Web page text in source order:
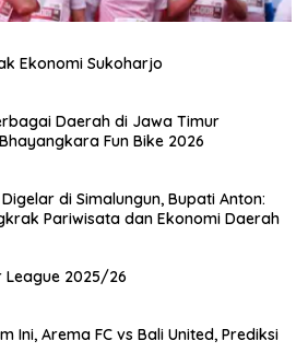
Ekonomi Sukoharjo
Daerah di Jawa Timur
Fun Bike 2026
di Simalungun, Bupati Anton:
Pariwisata dan Ekonomi Daerah
League 2025/26
Ini, Arema FC vs Bali United, Prediksi